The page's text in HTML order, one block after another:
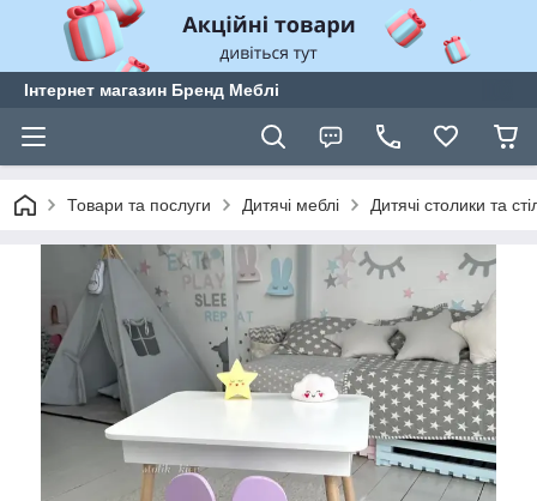
Інтернет магазин Бренд Меблі
Товари та послуги Дитячі меблі Дитячі столики та